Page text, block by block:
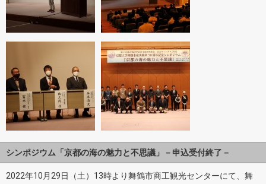
シンポジウム「京都の海の魅力と不思議」－申込受付終了－
2022年10月29日（土）13時より舞鶴市商工観光センターにて、舞